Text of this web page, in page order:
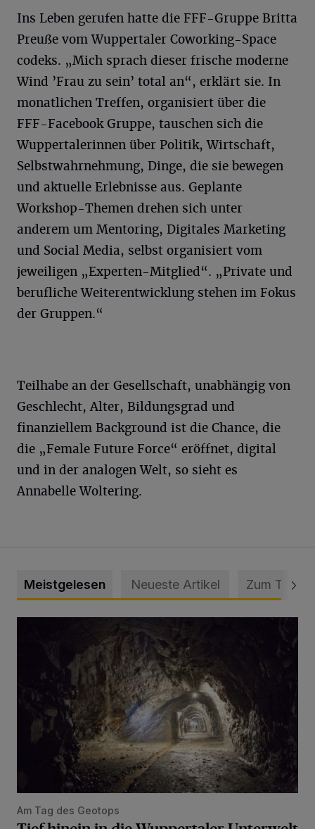
Ins Leben gerufen hatte die FFF-Gruppe Britta
Preuße vom Wuppertaler Coworking-Space
codeks. „Mich sprach dieser frische moderne
Wind ’Frau zu sein’ total an“, erklärt sie. In
monatlichen Treffen, organisiert über die
FFF-Facebook Gruppe, tauschen sich die
Wuppertalerinnen über Politik, Wirtschaft,
Selbstwahrnehmung, Dinge, die sie bewegen
und aktuelle Erlebnisse aus. Geplante
Workshop-Themen drehen sich unter
anderem um Mentoring, Digitales Marketing
und Social Media, selbst organisiert vom
jeweiligen „Experten-Mitglied“. „Private und
berufliche Weiterentwicklung stehen im Fokus
der Gruppen.“
Teilhabe an der Gesellschaft, unabhängig von
Geschlecht, Alter, Bildungsgrad und
finanziellem Background ist die Chance, die
die „Female Future Force“ eröffnet, digital
und in der analogen Welt, so sieht es
Annabelle Woltering.
Meistgelesen Neueste Artikel Zum Thema
Am Tag des Geotops